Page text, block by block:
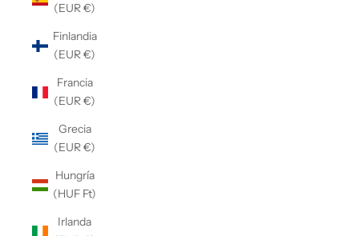
(EUR €)
Finlandia
(EUR €)
Francia
(EUR €)
Grecia
(EUR €)
Hungría
(HUF Ft)
Irlanda